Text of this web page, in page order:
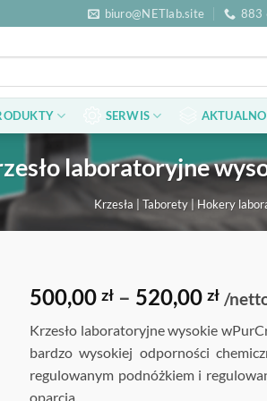
biuro@NETlab.site 883
SERWIS
laboratoryjne
Krzesła | Taborety | Hokery
500,00 zł – 520,00 zł
od
do
/
Krzesło laboratoryjne wysokie
bardzo wysokiej odporności
regulowanym podnóżkiem i
oparcia.